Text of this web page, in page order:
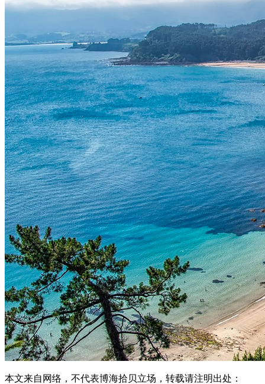
本文来自网络，不代表博海拾贝立场，转载请注明出处：